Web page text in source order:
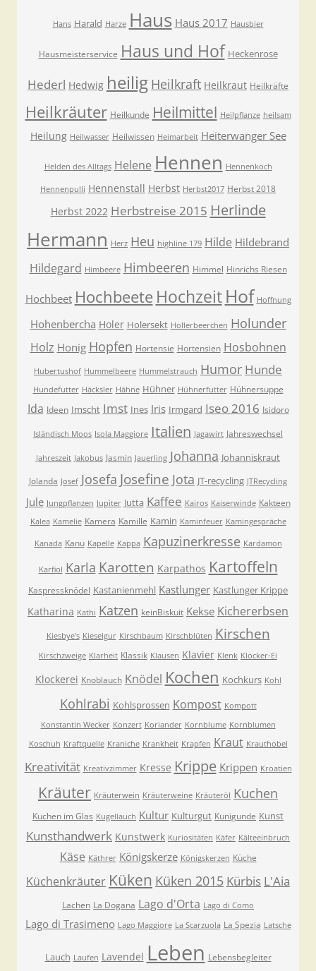
Hans Harald Harze Haus Haus 2017 Hausbier
Hausmeisterservice Haus und Hof Heckenrose
Hederl Hedwig heilig Heilkraft Heilkraut Heilkräfte
Heilkräuter Heilkunde Heilmittel Heilpflanze heilsam
Heilung Heilwasser Heilwissen Heimarbeit Heiterwanger See
Helden des Alltags Helene Hennen Hennenkoch
Hennenpulli Hennenstall Herbst Herbst2017 Herbst 2018
Herbst 2022 Herbstreise 2015 Herlinde
Hermann Herz Heu highline 179 Hilde Hildebrand
Hildegard Himbeere Himbeeren Himmel Hinrichs Riesen
Hochbeet Hochbeete Hochzeit Hof Hoffnung
Hohenbercha Holer Holersekt Hollerbeerchen Holunder
Holz Honig Hopfen Hortensie Hortensien Hosbohnen
Hubertushof Hummelbeere Hummelstrauch Humor Hunde
Hundefutter Häcksler Hähne Hühner Hühnerfutter Hühnersuppe
Ida Ideen Imscht Imst Ines Iris Irmgard Iseo 2016 Isidoro
Isländisch Moos Isola Maggiore Italien Jagawirt Jahreswechsel
Jahreszeit Jakobus Jasmin Jauerling Johanna Johanniskraut
Jolanda Josef Josefa Josefine Jota JT-recycling JTRecycling
Jule Jungpflanzen Jupiter Jutta Kaffee Kairos Kaiserwinde Kakteen
Kalea Kamelie Kamera Kamille Kamin Kaminfeuer Kamingespräche
Kanada Kanu Kapelle Kappa Kapuzinerkresse Kardamon
Karfiol Karla Karotten Karpathos Kartoffeln
Kaspressknödel Kastanienmehl Kastlunger Kastlunger Krippe
Katharina Kathi Katzen keinBiskuit Kekse Kichererbsen
Kiesbye's Kieselgur Kirschbaum Kirschblüten Kirschen
Kirschzweige Klarheit Klassik Klausen Klavier Klenk Klocker-Ei
Klockerei Knoblauch Knödel Kochen Kochkurs Kohl
Kohlrabi Kohlsprossen Kompost Kompott
Konstantin Wecker Konzert Koriander Kornblume Kornblumen
Koschuh Kraftquelle Kraniche Krankheit Krapfen Kraut Krauthobel
Kreativität Kreativzimmer Kresse Krippe Krippen Kroatien
Kräuter Kräuterwein Kräuterweine Kräuteröl Kuchen
Kuchen im Glas Kugellauch Kultur Kulturgut Kunigunde Kunst
Kunsthandwerk Kunstwerk Kuriositäten Käfer Kälteeinbruch
Käse Käthrer Königskerze Königskerzen Küche
Küchenkräuter Küken Küken 2015 Kürbis L'Aia
Lachen La Dogana Lago d'Orta Lago di Como
Lago di Trasimeno Lago Maggiore La Scarzuola La Spezia Latsche
Lauch Laufen Lavendel Leben Lebensbegleiter